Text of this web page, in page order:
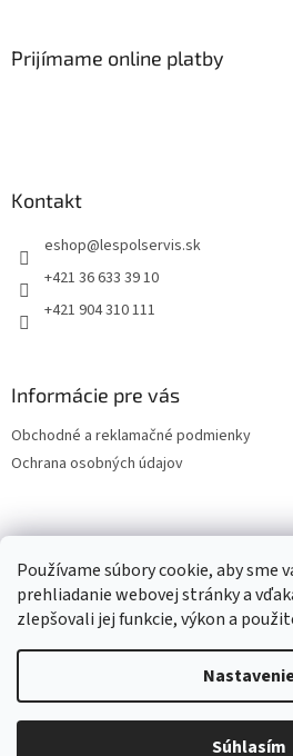
Používame súbory cookie, aby sme
prehliadanie webovej stránky a
zlepšovali jej funkcie, výkon a
Súhlasím
Prijímame online platby
Kontakt
eshop@lespolservis.sk
+421 36 633 39 10
+421 904 310 111
Informácie pre vás
Obchodné a reklamačné podmienky
Ochrana osobných údajov
Copyright 2026LESPOL - SERVIS,
Upraviť nastavenie